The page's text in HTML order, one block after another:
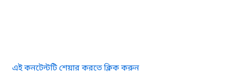
এই কনটেন্টটি শেয়ার করতে ক্লিক করুন